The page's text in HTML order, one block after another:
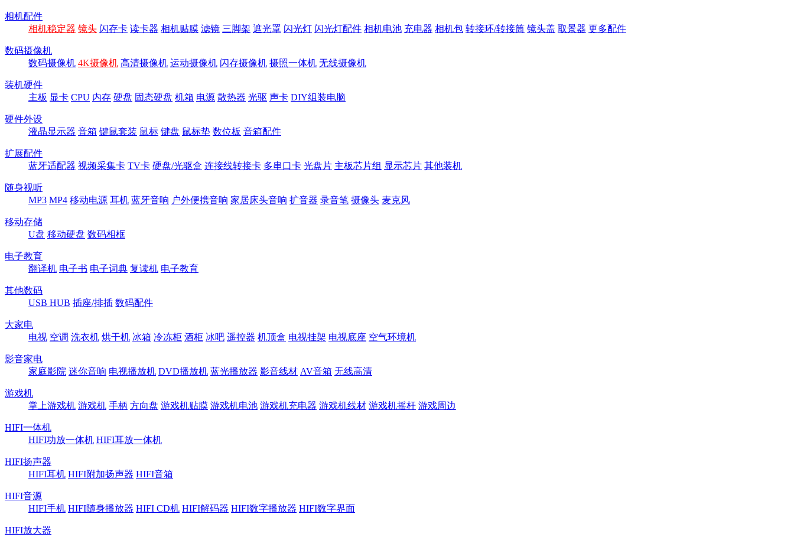
相机配件
相机稳定器 镜头 闪存卡 读卡器 相机贴膜 滤镜 三脚架 遮光罩 闪光灯 闪光灯配件 相机电池 充电器 相机包 转接环/转接筒 镜头盖 取景器 更多配件
数码摄像机
数码摄像机 4K摄像机 高清摄像机 运动摄像机 闪存摄像机 摄照一体机 无线摄像机
装机硬件
主板 显卡 CPU 内存 硬盘 固态硬盘 机箱 电源 散热器 光驱 声卡 DIY组装电脑
硬件外设
液晶显示器 音箱 键鼠套装 鼠标 键盘 鼠标垫 数位板 音箱配件
扩展配件
蓝牙适配器 视频采集卡 TV卡 硬盘/光驱盒 连接线转接卡 多串口卡 光盘片 主板芯片组 显示芯片 其他装机
随身视听
MP3 MP4 移动电源 耳机 蓝牙音响 户外便携音响 家居床头音响 扩音器 录音笔 摄像头 麦克风
移动存储
U盘 移动硬盘 数码相框
电子教育
翻译机 电子书 电子词典 复读机 电子教育
其他数码
USB HUB 插座/排插 数码配件
大家电
电视 空调 洗衣机 烘干机 冰箱 冷冻柜 酒柜 冰吧 遥控器 机顶盒 电视挂架 电视底座 空气环境机
影音家电
家庭影院 迷你音响 电视播放机 DVD播放机 蓝光播放器 影音线材 AV音箱 无线高清
游戏机
掌上游戏机 游戏机 手柄 方向盘 游戏机贴膜 游戏机电池 游戏机充电器 游戏机线材 游戏机摇杆 游戏周边
HIFI一体机
HIFI功放一体机 HIFI耳放一体机
HIFI扬声器
HIFI耳机 HIFI附加扬声器 HIFI音箱
HIFI音源
HIFI手机 HIFI随身播放器 HIFI CD机 HIFI解码器 HIFI数字播放器 HIFI数字界面
HIFI放大器